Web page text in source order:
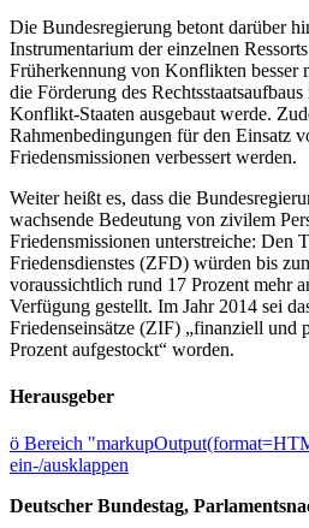
Die Bundesregierung betont darüber
Instrumentarium der einzelnen
Früherkennung von Konflikten besser
die Förderung des
Konflikt-Staaten ausgebaut werde.
Rahmenbedingungen für den Einsatz
Friedensmissionen verbessert werden.
Weiter heißt es, dass die
wachsende Bedeutung von zivilem
Friedensmissionen unterstreiche: Den
Friedensdienstes (ZFD) würden bis
voraussichtlich rund 17 Prozent mehr
Verfügung gestellt. Im Jahr 2014 sei
Friedenseinsätze (ZIF) „finanziell und
Prozent aufgestockt“ worden.
Herausgeber
ö Bereich
ein-/ausklappen
Deutscher Bundestag,